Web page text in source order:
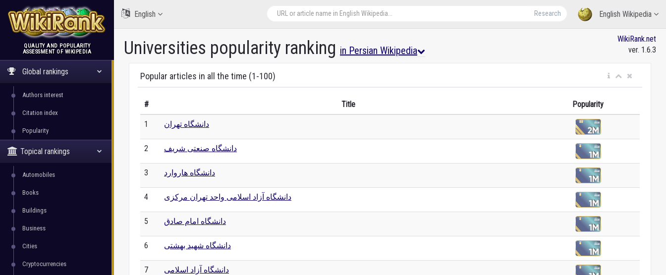
WikiRank
QUALITY AND POPULARITY
ASSESSMENT OF WIKIPEDIA
Global rankings
Authors interest
Citation index
Popularity
Topical rankings
Automobiles
Books
Buildings
Business
Cities
Cryptocurrencies
English Wikipedia
Research
English
Universities popularity ranking in Persian Wikipedia
WikiRank.net
ver. 1.6.3
Popular articles in all the time (1-100)
# Title Popularity
1 دانشگاه تهران
2 دانشگاه صنعتی شریف
3 دانشگاه هاروارد
4 دانشگاه آزاد اسلامی واحد تهران مرکزی
5 دانشگاه امام صادق
6 دانشگاه شهید بهشتی
7 دانشگاه آزاد اسلامی